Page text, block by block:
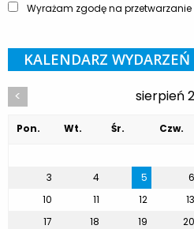
Wyrażam zgodę na
KALENDARZ WYDARZEŃ
< sierpień
Pon. Wt. Śr. Czw.
3
4 5 6
10
11 12 13
17
18 19 20